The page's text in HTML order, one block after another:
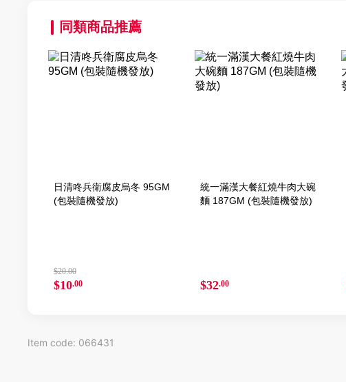
同類商品推薦
日清咚兵衛腐皮烏冬 95GM
(包裝隨機發放)
$20.00
$10.00
統一滿漢大餐紅燒牛肉大碗
麵 187GM (包裝隨機發放)
$32.00
Item code: 066431